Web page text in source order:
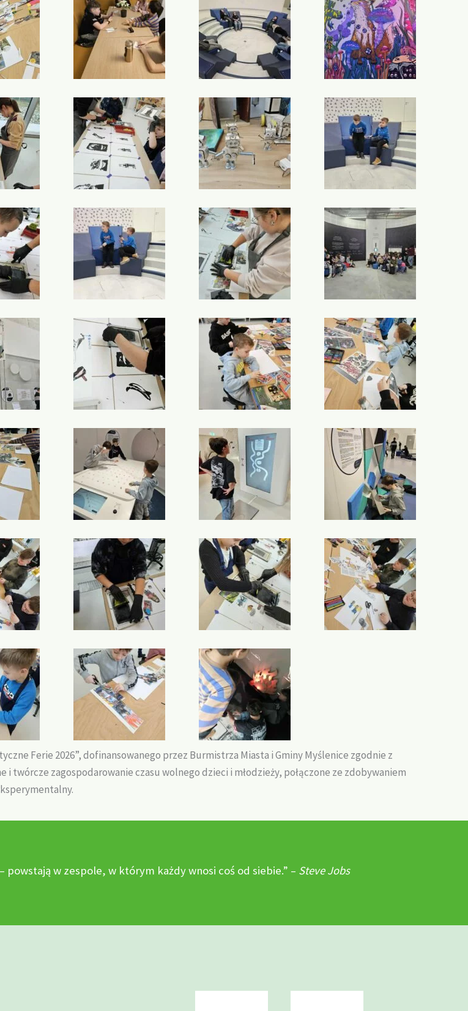
Ferie 2026”, dofinansowanego przez Burmistrza Miasta i Gminy Myślenice zgodnie z
twórcze zagospodarowanie czasu wolnego dzieci i młodzieży, połączone ze zdobywaniem
powstają w zespole, w którym każdy wnosi coś od siebie.” – Steve Jobs